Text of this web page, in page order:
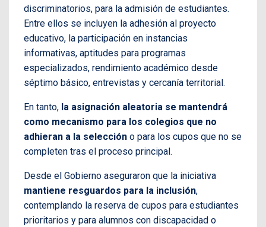
discriminatorios, para la admisión de estudiantes.
Entre ellos se incluyen la adhesión al proyecto
educativo, la participación en instancias
informativas, aptitudes para programas
especializados, rendimiento académico desde
séptimo básico, entrevistas y cercanía territorial.
En tanto, la asignación aleatoria se mantendrá
como mecanismo para los colegios que no
adhieran a la selección o para los cupos que no se
completen tras el proceso principal.
Desde el Gobierno aseguraron que la iniciativa
mantiene resguardos para la inclusión,
contemplando la reserva de cupos para estudiantes
prioritarios y para alumnos con discapacidad o